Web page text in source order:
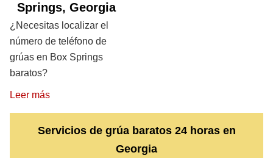
Springs, Georgia
¿Necesitas localizar el
número de teléfono de
grúas en Box Springs
baratos?
Leer más
Servicios de grúa baratos 24 horas en
Georgia